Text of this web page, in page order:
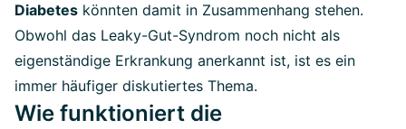
Diabetes könnten damit in Zusammenhang stehen.
Obwohl das Leaky-Gut-Syndrom noch nicht als
eigenständige Erkrankung anerkannt ist, ist es ein
immer häufiger diskutiertes Thema.
Wie funktioniert die